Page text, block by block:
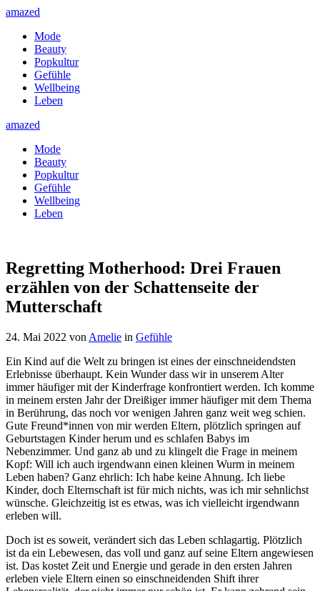
amazed
Mode
Beauty
Popkultur
Gefühle
Wellbeing
Leben
amazed
Mode
Beauty
Popkultur
Gefühle
Wellbeing
Leben
Regretting Motherhood: Drei Frauen
erzählen von der Schattenseite der
Mutterschaft
24. Mai 2022 von Amelie in Gefühle
Ein Kind auf die Welt zu bringen ist eines der einschneidendsten
Erlebnisse überhaupt. Kein Wunder dass wir in unserem Alter
immer häufiger mit der Kinderfrage konfrontiert werden. Ich komme
in meinem ersten Jahr der Dreißiger immer häufiger mit dem Thema
in Berührung, das noch vor wenigen Jahren ganz weit weg schien.
Gute Freund*innen von mir werden Eltern, plötzlich springen auf
Geburtstagen Kinder herum und es schlafen Babys im
Nebenzimmer. Und ganz ab und zu klingelt die Frage in meinem
Kopf: Will ich auch irgendwann einen kleinen Wurm in meinem
Leben haben? Ganz ehrlich: Ich habe keine Ahnung. Ich liebe
Kinder, doch Elternschaft ist für mich nichts, was ich mir sehnlichst
wünsche. Gleichzeitig ist es etwas, was ich vielleicht irgendwann
erleben will.
Doch ist es soweit, verändert sich das Leben schlagartig. Plötzlich
ist da ein Lebewesen, das voll und ganz auf seine Eltern angewiesen
ist. Das kostet Zeit und Energie und gerade in den ersten Jahren
erleben viele Eltern einen so einschneidenden Shift ihrer